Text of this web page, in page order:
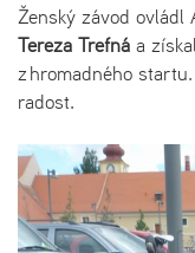
Ženský závod
Tereza Trefná a
z hromadného
radost.